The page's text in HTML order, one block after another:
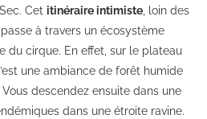
Cet itinéraire intimiste, loin des
à travers un écosystème
du cirque. En effet, sur le plateau
une ambiance de forêt humide
descendez ensuite dans une
dans une étroite ravine.